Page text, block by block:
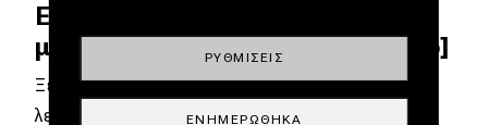
Εσείς πόσα θα πληρώνατε για
μια πινακίδα αυτοκινήτου; [video]
Ξέραμε ότι στα Ηνωμένα Αραβικά Εμιράτα...
λεφτά υπάρχουν. Αλλά δεν μπορούσαμε να
ΡΥΘΜΊΣΕΙΣ
ΕΝΗΜΕΡΏΘΗΚΑ